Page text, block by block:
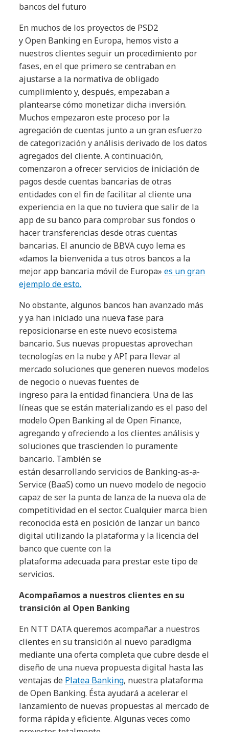
bancos del futuro
En muchos de los proyectos de PSD2
y Open Banking en Europa, hemos visto a
nuestros clientes seguir un procedimiento por
fases, en el que primero se centraban en
ajustarse a la normativa de obligado
cumplimiento y, después, empezaban a
plantearse cómo monetizar dicha inversión.
Muchos empezaron este proceso por la
agregación de cuentas junto a un gran esfuerzo
de categorización y análisis derivado de los datos
agregados del cliente. A continuación,
comenzaron a ofrecer servicios de iniciación de
pagos desde cuentas bancarias de otras
entidades con el fin de facilitar al cliente una
experiencia en la que no tuviera que salir de la
app de su banco para comprobar sus fondos o
hacer transferencias desde otras cuentas
bancarias. El anuncio de BBVA cuyo lema es
«damos la bienvenida a tus otros bancos a la
mejor app bancaria móvil de Europa»es un gran
ejemplo de esto.
No obstante, algunos bancos han avanzado más
y ya han iniciado una nueva fase para
reposicionarse en este nuevo ecosistema
bancario. Sus nuevas propuestas aprovechan
tecnologías en la nube y API para llevar al
mercado soluciones que generen nuevos modelos
de negocio o nuevas fuentes de
ingreso para la entidad financiera. Una de las
líneas que se están materializando es el paso del
modelo Open Banking al de Open Finance,
agregando y ofreciendo a los clientes análisis y
soluciones que trascienden lo puramente
bancario. También se
están desarrollando servicios de Banking-as-a-
Service (BaaS) como un nuevo modelo de negocio
capaz de ser la punta de lanza de la nueva ola de
competitividad en el sector. Cualquier marca bien
reconocida está en posición de lanzar un banco
digital utilizando la plataforma y la licencia del
banco que cuente con la
plataforma adecuada para prestar este tipo de
servicios.
Acompañamos a nuestros clientes en su
transición al Open Banking
En NTT DATA queremos acompañar a nuestros
clientes en su transición al nuevo paradigma
mediante una oferta completa que cubre desde el
diseño de una nueva propuesta digital hasta las
ventajas de Platea Banking, nuestra plataforma
de Open Banking. Ésta ayudará a acelerar el
lanzamiento de nuevas propuestas al mercado de
forma rápida y eficiente. Algunas veces como